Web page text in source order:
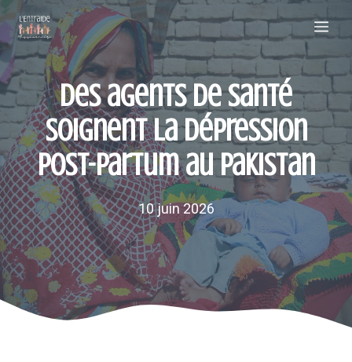
Aller
contenu
Des agents de santé
soignent la dépression
post-partum au Pakistan
10 juin 2026